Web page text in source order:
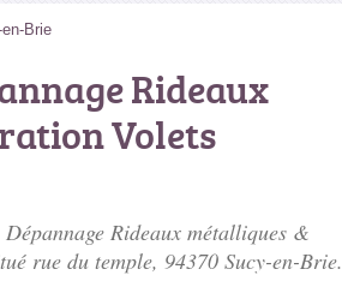
Brie
Rideaux
Volets
Rideaux métalliques &
rue du temple, 94370 Sucy-en-Brie.